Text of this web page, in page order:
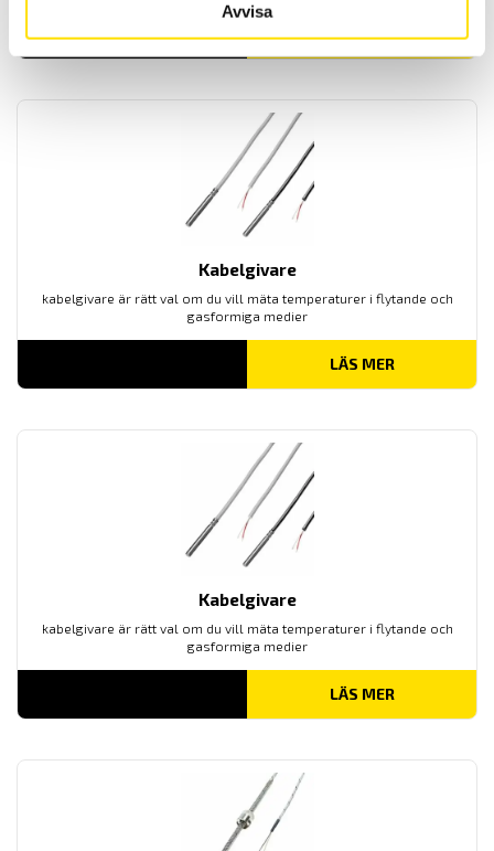
Avvisa
LÄS MER
Kabelgivare
kabelgivare är rätt val om du vill mäta temperaturer i flytande och
gasformiga medier
LÄS MER
Kabelgivare
kabelgivare är rätt val om du vill mäta temperaturer i flytande och
gasformiga medier
LÄS MER